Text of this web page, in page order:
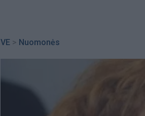
VE > Nuomonės